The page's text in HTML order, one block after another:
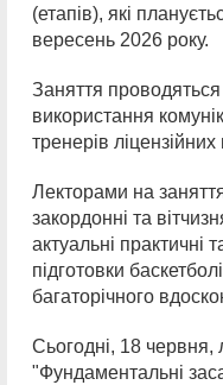
(етапів), які
вересень 2026 року.
Заняття
використання
тренерів
Лекторами на
закордонні та
актуальні практичні
підготовки
багаторічного
Сьогодні, 18 червня,
"Фундаментальні